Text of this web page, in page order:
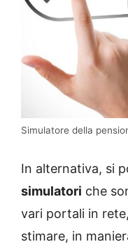
Simulatore della
In alternativa, si
simulatori che
vari portali in
stimare, in